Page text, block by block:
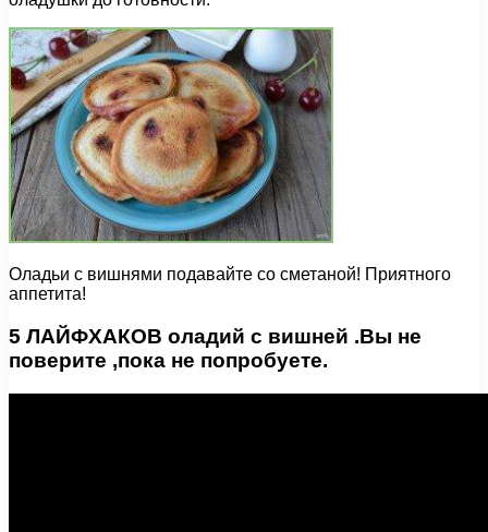
Оладьи с вишнями подавайте со сметаной! Приятного
аппетита!
5 ЛАЙФХАКОВ оладий с вишней .Вы не
поверите ,пока не попробуете.